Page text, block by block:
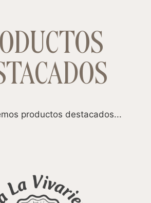
productos destacados...